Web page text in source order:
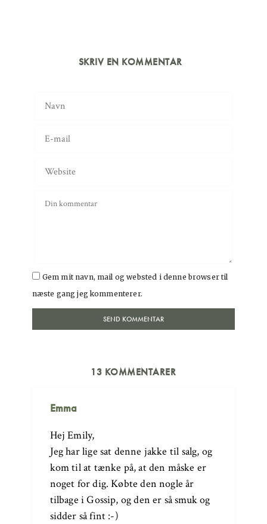
SKRIV EN KOMMENTAR
Gem mit navn, mail og websted i denne browser til
næste gang jeg kommenterer.
13 KOMMENTARER
Emma
Hej Emily,
Jeg har lige sat denne jakke til salg, og
kom til at tænke på, at den måske er
noget for dig. Købte den nogle år
tilbage i Gossip, og den er så smuk og
sidder så fint :-)